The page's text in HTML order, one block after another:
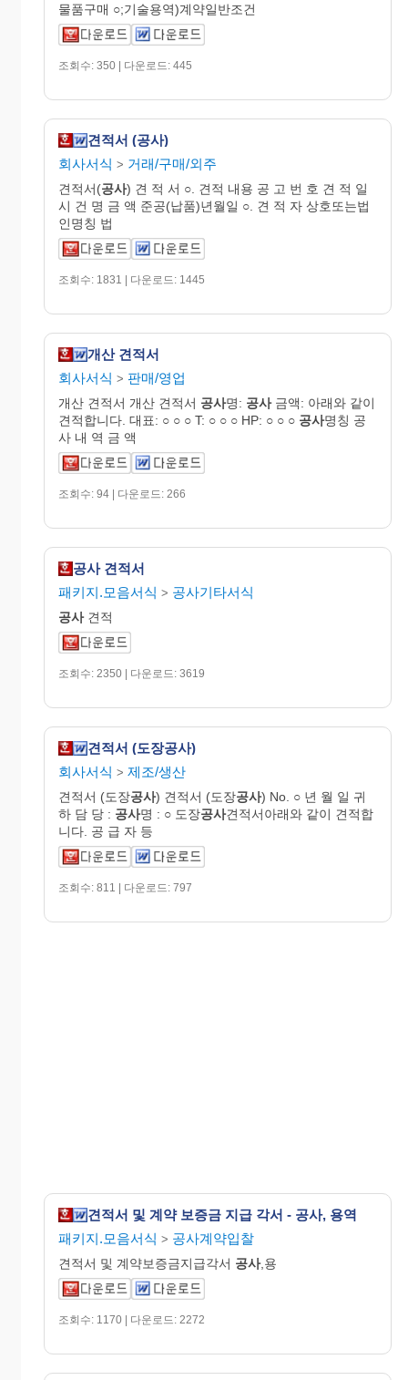
물품구매 ○;기술용역)계약일반조건
조회수: 350 | 다운로드: 445
견적서 (공사)
회사서식 > 거래/구매/외주
견적서(공사) 견 적 서 ○. 견적 내용 공 고 번 호 견 적 일
시 건 명 금 액 준공(납품)년월일 ○. 견 적 자 상호또는법
인명칭 법
조회수: 1831 | 다운로드: 1445
개산 견적서
회사서식 > 판매/영업
개산 견적서 개산 견적서 공사명: 공사금액: 아래와 같이
견적합니다. 대표: ○ ○ ○ T: ○ ○ ○ HP: ○ ○ ○ 공사명칭 공
사 내 역 금 액
조회수: 94 | 다운로드: 266
공사 견적서
패키지.모음서식 > 공사기타서식
공사견적
조회수: 2350 | 다운로드: 3619
견적서 (도장공사)
회사서식 > 제조/생산
견적서 (도장공사) 견적서 (도장공사) No. ○ 년 월 일 귀
하 담 당 : 공사명 : ○ 도장공사견적서아래와 같이 견적합
니다. 공 급 자 등
조회수: 811 | 다운로드: 797
견적서 및 계약 보증금 지급 각서 - 공사, 용역
패키지.모음서식 > 공사계약입찰
견적서 및 계약보증금지급각서 공사,용
조회수: 1170 | 다운로드: 2272